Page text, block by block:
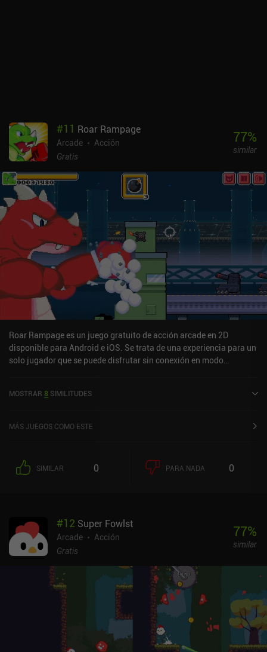
#11 Roar Rampage
Arcade
Acción
Gratis
77%
similar
Roar Rampage es un juego gratuito de acción arcade en 2D
disponible para Android e iOS. Se trata de una experiencia para un
solo jugador que se puede disfrutar sin conexión en modo
en la App Store de iOS.
MOSTRAR 8 SIMILITUDES
MÁS JUEGOS COMO ESTE
SIMILAR 0 PARA NADA 0
#12 Super Fowlst
Arcade
Acción
Gratis
77%
similar